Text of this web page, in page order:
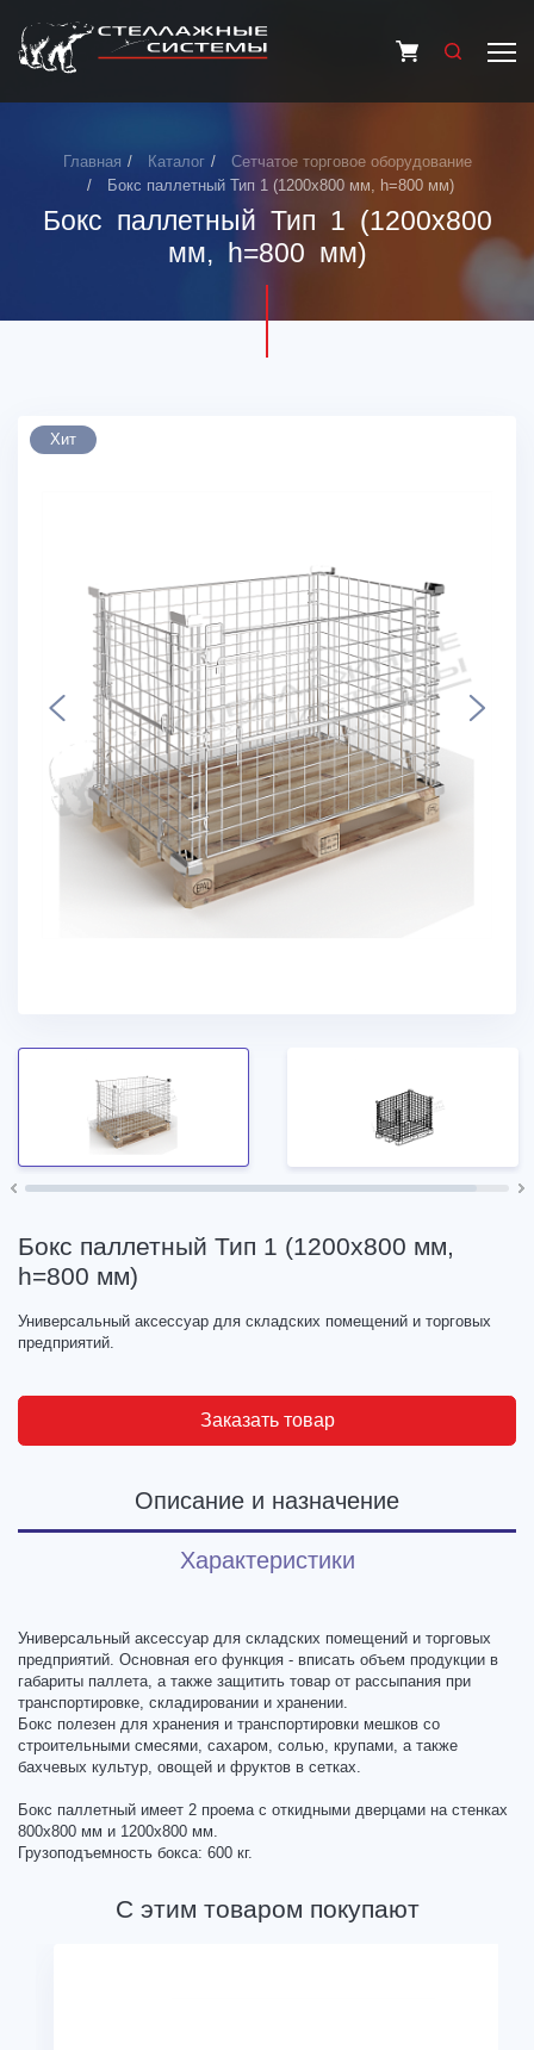
Главная Каталог
Сетчатое торговое оборудование
Бокс паллетный Тип 1 (1200х800 мм, h=800 мм)
Бокс паллетный Тип 1 (1200х800
мм, h=800 мм)
Хит
Бокс паллетный Тип 1 (1200х800 мм,
h=800 мм)
Универсальный аксессуар для складских помещений и торговых
предприятий.
Заказать товар
Описание и назначение
Характеристики
Универсальный аксессуар для складских помещений и торговых
предприятий. Основная его функция - вписать объем продукции в
габариты паллета, а также защитить товар от рассыпания при
транспортировке, складировании и хранении.
Бокс полезен для хранения и транспортировки мешков со
строительными смесями, сахаром, солью, крупами, а также
бахчевых культур, овощей и фруктов в сетках.
Бокс паллетный имеет 2 проема с откидными дверцами на стенках
800х800 мм и 1200х800 мм.
Грузоподъемность бокса: 600 кг.
С этим товаром покупают